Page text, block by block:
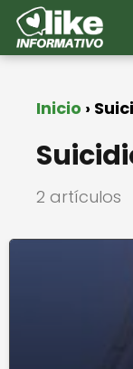
Inicio
2 artículos